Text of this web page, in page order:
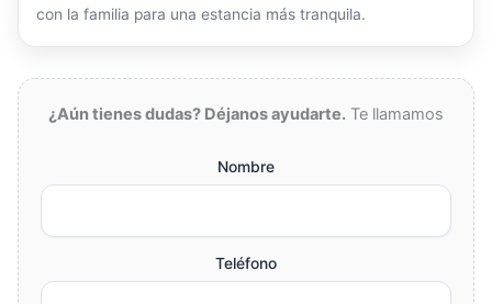
con la familia para una estancia más tranquila.
¿Aún tienes dudas? Déjanos ayudarte. Te llamamos
Nombre
Teléfono